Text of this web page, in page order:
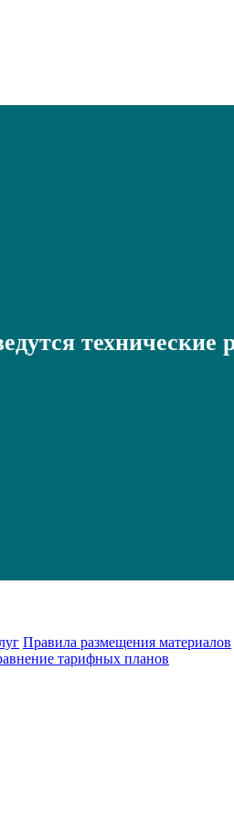
технические
Правила размещения материалов
тарифных планов